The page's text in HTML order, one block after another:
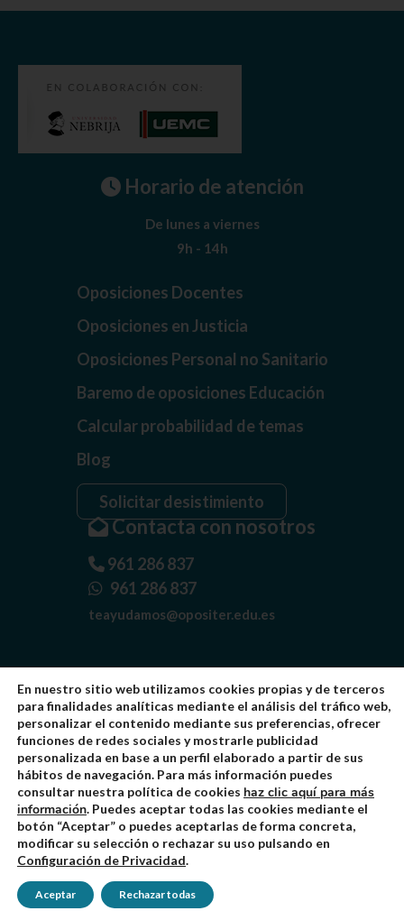
Horario de atención
De lunes a viernes
9h - 14h
Oposiciones Docentes
Oposiciones en Justicia
Oposiciones Personal no Sanitario
Baremo de oposiciones Educación
Calcular probabilidad de temas
Blog
Solicitar desistimiento
Contacta con nosotros
961 286 837
961 286 837
teayudamos@opositer.edu.es
Quiénes somos
Aviso Legal
Política de Privacidad
Política de Cookies
Condiciones Generales
En nuestro sitio web utilizamos cookies propias y de terceros
para finalidades analíticas mediante el análisis del tráfico web,
personalizar el contenido mediante sus preferencias, ofrecer
funciones de redes sociales y mostrarle publicidad
personalizada en base a un perfil elaborado a partir de sus
hábitos de navegación. Para más información puedes
consultar nuestra política de cookies haz clic aquí para más
información. Puedes aceptar todas las cookies mediante el
botón “Aceptar” o puedes aceptarlas de forma concreta,
modificar su selección o rechazar su uso pulsando en
Configuración de Privacidad.
Aceptar Rechazar todas
Valoración en google
4.7